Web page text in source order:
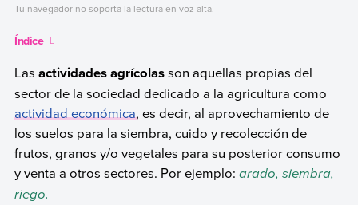
Tu navegador no soporta la lectura en voz alta.
Índice
Las actividades agrícolasson aquellas propias del
sector de la sociedad dedicado a la agricultura como
actividad económica, es decir, al aprovechamiento de
los suelos para la siembra, cuido y recolección de
frutos, granos y/o vegetales para su posterior consumo
y venta a otros sectores. Por ejemplo: arado, siembra,
riego.